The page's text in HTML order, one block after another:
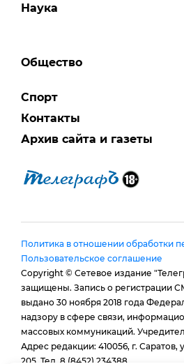
Наука
Общество
Спорт
Контакты
Архив сайта и газеты
Политика в отношении обработки
Пользовательское соглашение
Copyright © Сетевое издание
защищены. Запись о регистрации
выдано 30 ноября 2018 года
надзору в сфере связи,
массовых коммуникаций.
Адрес редакции: 410056, г.
205. Тел. 8 (8452) 234388.